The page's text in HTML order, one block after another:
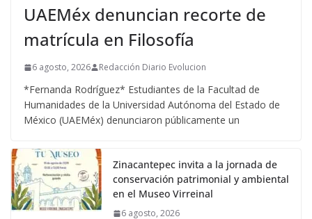
UAEMéx denuncian recorte de
matrícula en Filosofía
6 agosto, 2026 Redacción Diario Evolucion
*Fernanda Rodríguez* Estudiantes de la Facultad de
Humanidades de la Universidad Autónoma del Estado de
México (UAEMéx) denunciaron públicamente un
Zinacantepec invita a la jornada de
conservación patrimonial y ambiental
en el Museo Virreinal
6 agosto, 2026